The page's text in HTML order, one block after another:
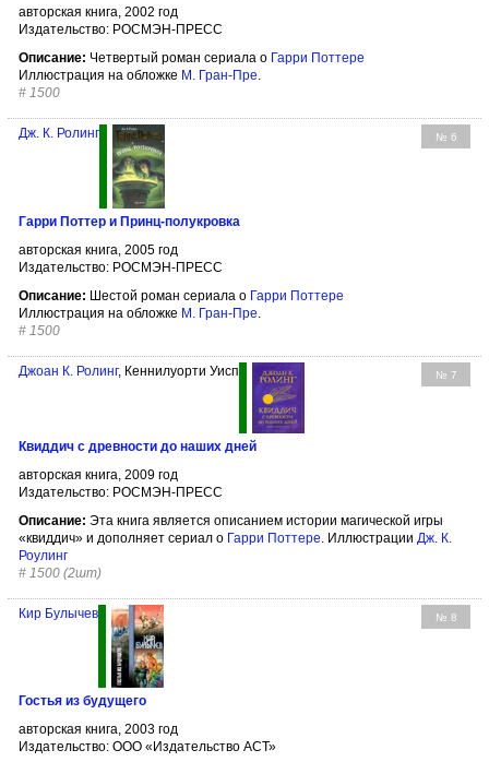
авторская книга, 2002 год
Издательство: РОСМЭН-ПРЕСС
Описание: Четвертый роман сериала о Гарри Поттере
Иллюстрация на обложке М. Гран-Пре
# 1500
№ 6
Дж. К. Ролинг
Гарри Поттер и Принц-полукровка
авторская книга, 2005 год
Издательство: РОСМЭН-ПРЕСС
Описание: Шестой роман сериала о Гарри Поттере
Иллюстрация на обложке М. Гран-Пре.
# 1500
№ 7
Джоан К. Ролинг, Кеннилуорти Уисп
Квиддич с древности до наших дней
авторская книга, 2009 год
Издательство: РОСМЭН-ПРЕСС
Описание: Эта книга является описанием истории магической игры
«квиддич» и дополняет сериал о Гарри Поттере. Иллюстрации Дж. К.
Роулинг
# 1500 (2шт)
№ 8
Кир Булычев
Гостья из будущего
авторская книга, 2003 год
Издательство: ООО «Издательство АСТ»